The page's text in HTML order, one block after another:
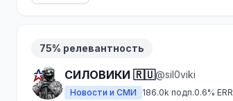
75% релевантность
СИЛОВИКИ 🇷🇺@sil0viki
Новости и СМИ 186.0k подп.0.6% ERR